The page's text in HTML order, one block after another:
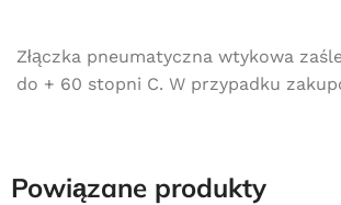
Złączka pneumatyczna wtykowa
do + 60 stopni C. W przypadku
Powiązane produkty